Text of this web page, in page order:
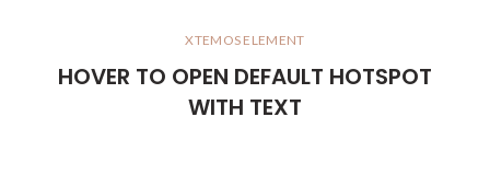
XTEMOS ELEMENT
HOVER TO OPEN DEFAULT HOTSPOT
WITH TEXT